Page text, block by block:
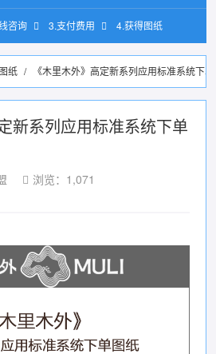
咨询 3.支付费用 4.获得图纸
纸 / 《木里木外》高定新系列应用标准系统下
新系列应用标准系统下单
浏览：1,071